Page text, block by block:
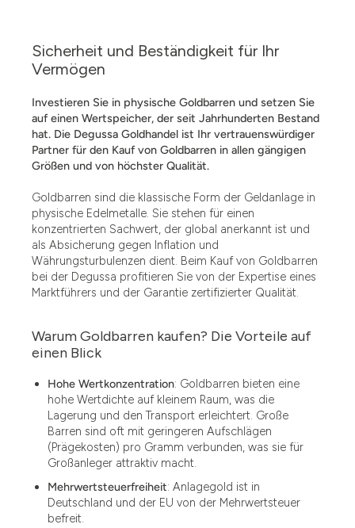
Sicherheit und Beständigkeit für Ihr
Vermögen
Investieren Sie in physische Goldbarren und setzen Sie
auf einen Wertspeicher, der seit Jahrhunderten Bestand
hat. Die Degussa Goldhandel ist Ihr vertrauenswürdiger
Partner für den Kauf von Goldbarren in allen gängigen
Größen und von höchster Qualität.
Goldbarren sind die klassische Form der Geldanlage in
physische Edelmetalle. Sie stehen für einen
konzentrierten Sachwert, der global anerkannt ist und
als Absicherung gegen Inflation und
Währungsturbulenzen dient. Beim Kauf von Goldbarren
bei der Degussa profitieren Sie von der Expertise eines
Marktführers und der Garantie zertifizierter Qualität.
Warum Goldbarren kaufen? Die Vorteile auf
einen Blick
Hohe Wertkonzentration: Goldbarren bieten eine
hohe Wertdichte auf kleinem Raum, was die
Lagerung und den Transport erleichtert. Große
Barren sind oft mit geringeren Aufschlägen
(Prägekosten) pro Gramm verbunden, was sie für
Großanleger attraktiv macht.
Mehrwertsteuerfreiheit: Anlagegold ist in
Deutschland und der EU von der Mehrwertsteuer
befreit.